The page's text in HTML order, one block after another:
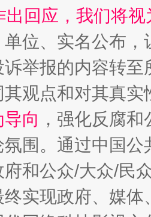
症？
！ 谢
出回应，我们将
位、实名公布
举报的内容转
观点和对其真实
向 ，强化反腐
围。通过中国
和公众/大众/民
实现政府、媒